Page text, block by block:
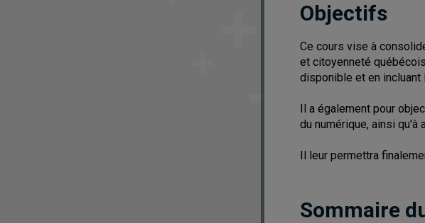
Objectifs
Ce cours vise à
et citoyenneté
disponible et en
Il a également pour
du numérique, ainsi
Il leur permettra
Sommaire